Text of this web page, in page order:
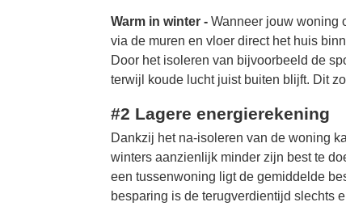
Warm in winter - Wanneer jouw woning
via de muren en vloer direct het huis
Door het isoleren van bijvoorbeeld de
terwijl koude lucht juist buiten blijft. Dit
#2 Lagere energierekening
Dankzij het na-isoleren van de woning
winters aanzienlijk minder zijn best te
een tussenwoning ligt de gemiddelde
besparing is de terugverdientijd slechts